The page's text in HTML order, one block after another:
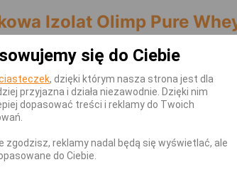
Izolat Olimp Pure
pomiędzy posiłkami, po
tego shakera przez co najmniej 10
się do Ciebie
, dzięki którym nasza strona jest dla
przyjazna i działa niezawodnie. Dzięki nim
dopasować treści i reklamy do Twoich
zgodzisz, reklamy nadal będą się wyświetlać, ale
do Ciebie.